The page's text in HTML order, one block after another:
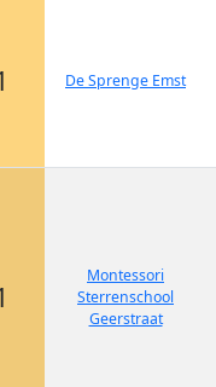
De Sprenge Emst
Montessori
Sterrenschool
Geerstraat